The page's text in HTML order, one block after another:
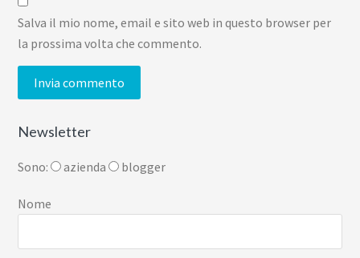
Salva il mio nome, email e sito web in questo browser per
la prossima volta che commento.
Newsletter
Sono: azienda blogger
Nome